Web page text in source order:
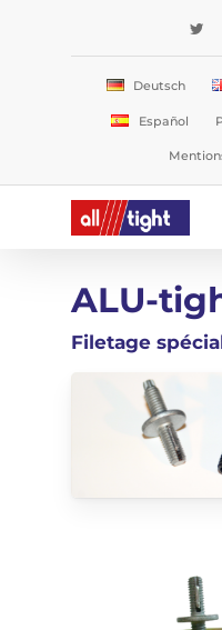
Deutsch
Español
ALU-
Filetage